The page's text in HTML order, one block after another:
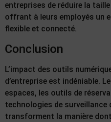
entreprises de réduire la
offrant à leurs employés un
flexible et connecté.
Conclusion
L’impact des outils
d’entreprise est indéniable.
espaces, les outils de
technologies de surveillance
transforment la manière